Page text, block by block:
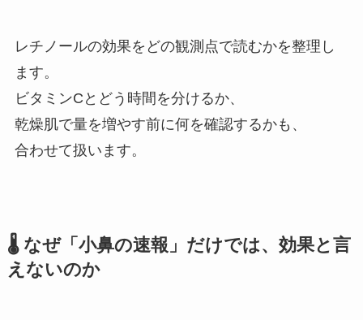
レチノールの効果をどの観測点で読むかを整理し
ます。
ビタミンCとどう時間を分けるか、
乾燥肌で量を増やす前に何を確認するかも、
合わせて扱います。
🌡️ なぜ「小鼻の速報」だけでは、効果と言
えないのか